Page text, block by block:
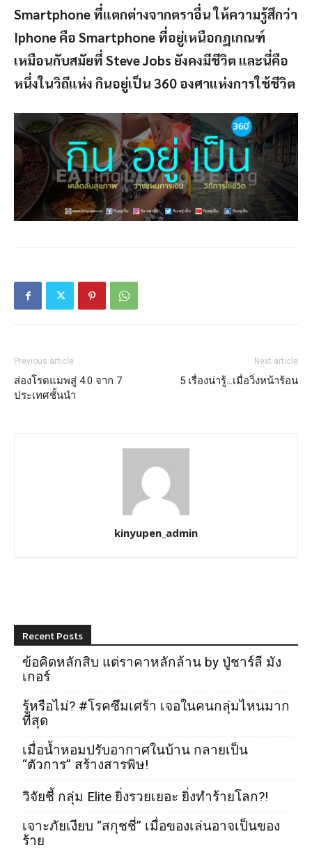
Smartphone ที่แตกต่างจากตราอื่น ให้ความรู้สึกว่า
Iphone คือ Smartphone ที่อยู่เหนือกฎเกณฑ์
เหมือนกับสมัยที่ Steve Jobs ยังคงมีชีวิต และนี่คือ
หนึ่งในวิถีแห่ง กินอยู่เป็น 360 องศาแห่งการใช้ชีวิต
Previous article
ส่องโรดแมพสู่ 4.0 จาก 7
ประเทศชั้นนำ
Next article
5 เรื่องน่ารู้…เมื่อวิ่งหน้าร้อน
kinyupen_admin
Recent Posts
ข้อคิดหลักสิบ แต่ราคาหลักล้าน by ปู่ชาร์ลี มัง
เกอร์
รู้หรือไม่? #โรคซึมเศร้า เจอในคนกลุ่มไหนมาก
ที่สุด
เมื่อน้ำหอมปรับอากาศในบ้าน กลายเป็น
“ตัวการ” สร้างสารพิษ!
วิจัยชี้ กลุ่ม Elite ยิ่งรวยเยอะ ยิ่งทำร้ายโลก?!
เจาะภัยเงียบ “สกุชชี่” เมื่อของเล่นอาจเป็นของ
ร้าย